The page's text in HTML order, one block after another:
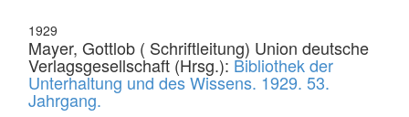
1929
Mayer, Gottlob ( Schriftleitung) Union deutsche
Verlagsgesellschaft (Hrsg.): Bibliothek der
Unterhaltung und des Wissens. 1929. 53.
Jahrgang.